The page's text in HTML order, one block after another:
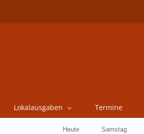
Lokalausgaben Termine